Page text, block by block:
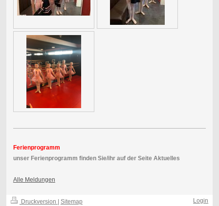
Ferienprogramm
unser Ferienprogramm finden Sie/ihr auf der Seite Aktuelles
Alle Meldungen
Druckversion Sitemap
Login